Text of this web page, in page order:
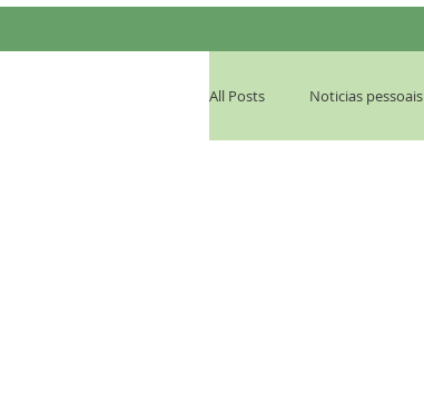
All Posts Noticias pessoais